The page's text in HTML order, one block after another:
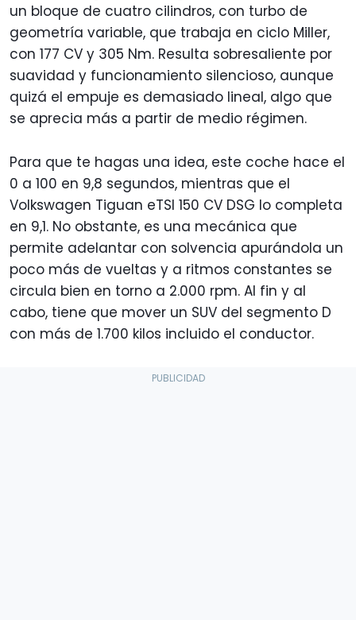
un bloque de cuatro cilindros, con turbo de
geometría variable, que trabaja en ciclo Miller,
con 177 CV y 305 Nm. Resulta sobresaliente por
suavidad y funcionamiento silencioso, aunque
quizá el empuje es demasiado lineal, algo que
se aprecia más a partir de medio régimen.
Para que te hagas una idea, este coche hace el
0 a 100 en 9,8 segundos, mientras que el
Volkswagen Tiguan eTSI 150 CV DSG lo completa
en 9,1. No obstante, es una mecánica que
permite adelantar con solvencia apurándola un
poco más de vueltas y a ritmos constantes se
circula bien en torno a 2.000 rpm. Al fin y al
cabo, tiene que mover un SUV del segmento D
con más de 1.700 kilos incluido el conductor.